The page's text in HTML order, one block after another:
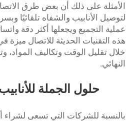
الأمثلة على ذلك أن بعض طرق
لتوصيل الأنابيب والشفاه تلقائيًا
عملية التجميع ويجعلها أكثر دقة
هذه التقنيات الحديثة للاتصال ميزة
خلال تقليل الوقت وتكاليف المواد،
النهائي.
حلول الجملة
بالنسبة للشركات التي تسعى لشراء